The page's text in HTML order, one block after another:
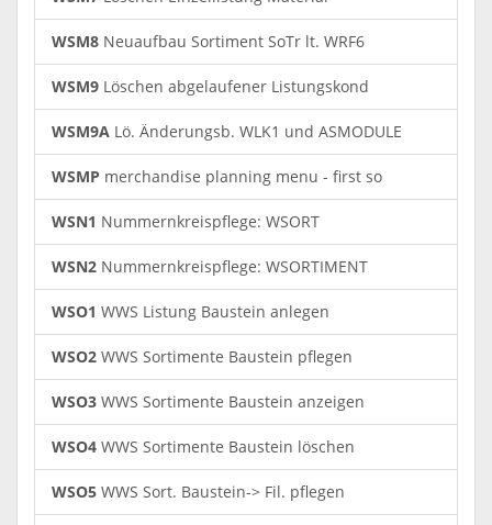
WSM8 Neuaufbau Sortiment SoTr lt. WRF6
WSM9 Löschen abgelaufener Listungskond
WSM9A Lö. Änderungsb. WLK1 und ASMODULE
WSMP merchandise planning menu - first so
WSN1 Nummernkreispflege: WSORT
WSN2 Nummernkreispflege: WSORTIMENT
WSO1 WWS Listung Baustein anlegen
WSO2 WWS Sortimente Baustein pflegen
WSO3 WWS Sortimente Baustein anzeigen
WSO4 WWS Sortimente Baustein löschen
WSO5 WWS Sort. Baustein-> Fil. pflegen